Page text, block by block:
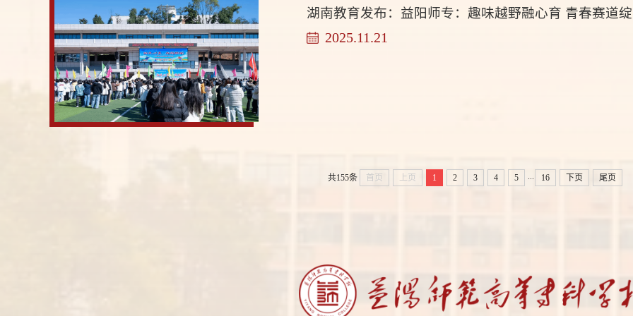
湖南教育发布：益阳师专：趣味越野融心育 青春赛道
2025.11.21
共155条 首页 上页 1 2 3 4 5 ... 16 下页 尾页